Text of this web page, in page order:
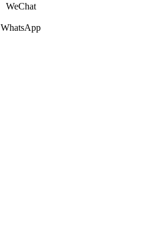
WeChat
WhatsApp